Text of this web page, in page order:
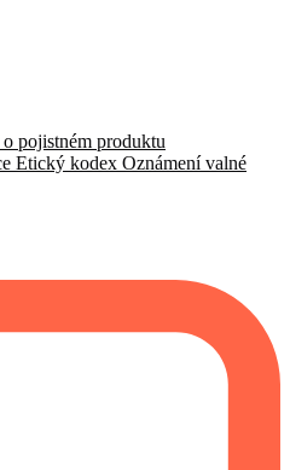
pojistném produktu
Etický kodex Oznámení valné